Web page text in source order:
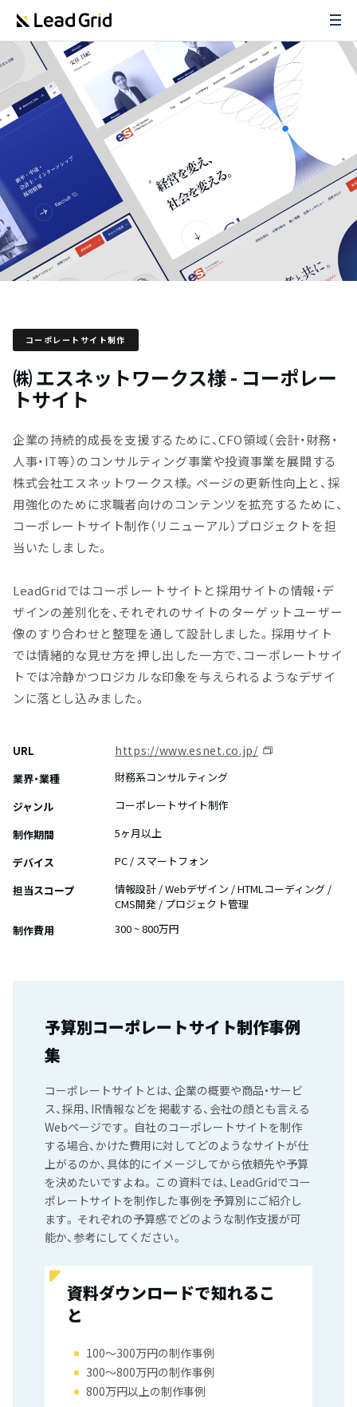
コーポレートサイト制作
㈱ エスネットワークス様 - コーポレー
トサイト
企業の持続的成長を支援するために、CFO領域（会計・財務・
人事・IT等）のコンサルティング事業や投資事業を展開する
株式会社エスネットワークス様。ページの更新性向上と、採
用強化のために求職者向けのコンテンツを拡充するために、
コーポレートサイト制作（リニューアル）プロジェクトを担
当いたしました。
LeadGridではコーポレートサイトと採用サイトの情報・デ
ザインの差別化を、それぞれのサイトのターゲットユーザー
像のすり合わせと整理を通して設計しました。採用サイト
では情緒的な見せ方を押し出した一方で、コーポレートサイ
トでは冷静かつロジカルな印象を与えられるようなデザイ
ンに落とし込みました。
URL https://www.esnet.co.jp/
業界・業種
財務系コンサルティング
ジャンル
コーポレートサイト制作
制作期間
5ヶ月以上
デバイス
PC / スマートフォン
担当スコープ
情報設計 / Webデザイン / HTMLコーディング /
CMS開発 / プロジェクト管理
制作費用
300 ~ 800万円
予算別コーポレートサイト制作事例
集
コーポレートサイトとは、企業の概要や商品・サービ
ス、採用、IR情報などを掲載する、会社の顔とも言える
Webページです。 自社のコーポレートサイトを制作
する場合、かけた費用に対してどのようなサイトが仕
上がるのか、具体的にイメージしてから依頼先や予算
を決めたいですよね。 この資料では、LeadGridでコー
ポレートサイトを制作した事例を予算別にご紹介し
ます。 それぞれの予算感でどのような制作支援が可
能か、参考にしてください。
資料ダウンロードで知れるこ
と
100〜300万円の制作事例
300〜800万円の制作事例
800万円以上の制作事例